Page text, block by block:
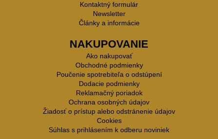
Kontaktný formulár
Newsletter
Články a informácie
NAKUPOVANIE
Ako nakupovať
Obchodné podmienky
Poučenie spotrebiteľa o odstúpení
Dodacie podmienky
Reklamačný poriadok
Ochrana osobných údajov
Žiadosť o prístup alebo odstránenie údajov
Cookies
Súhlas s prihlásením k odberu noviniek